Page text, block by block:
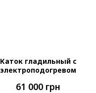
Каток гладильный с
электроподогревом
61 000 грн